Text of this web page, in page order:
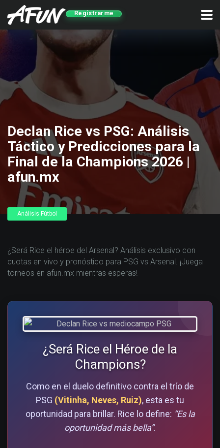
Registrarme
Declan Rice vs PSG: Análisis
Táctico y Predicciones para la
Final de la Champions 2026 |
afun.mx
Análisis Fútbol
¿Será Rice el héroe del Arsenal? Análisis exclusivo con
cuotas en vivo y pronóstico para PSG vs Arsenal. ¡Juega
torneos en afun.mx mientras esperas!
¿Será Rice el Héroe de la
Champions?
Como en el duelo definitivo contra el trío de
PSG (Vitinha, Neves, Ruiz), esta es tu
oportunidad para brillar. Rice lo define: “Es la
oportunidad más bella”.